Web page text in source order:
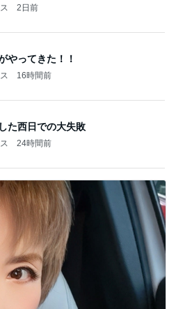
2日前
やってきた！！
16時間前
た西日での大失敗
24時間前